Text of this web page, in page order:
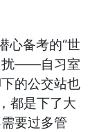
心备考的“世
扰——自习室
的公交站也
都是下了大
要过多管